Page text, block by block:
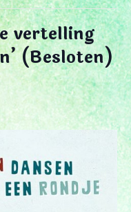
vertelling
(Besloten)